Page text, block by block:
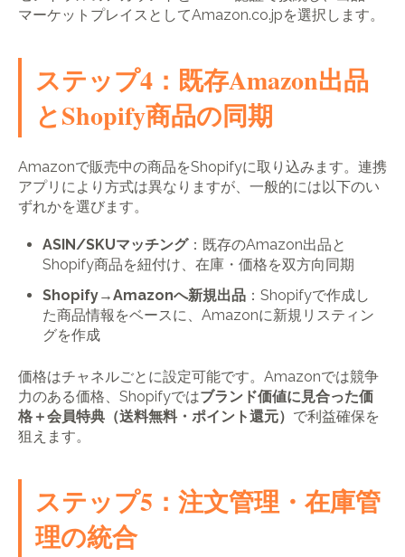
マーケットプレイスとしてAmazon.co.jpを選択します。
ステップ4：既存Amazon出品
とShopify商品の同期
Amazonで販売中の商品をShopifyに取り込みます。連携
アプリにより方式は異なりますが、一般的には以下のい
ずれかを選びます。
ASIN/SKUマッチング：既存のAmazon出品と
Shopify商品を紐付け、在庫・価格を双方向同期
Shopify→Amazonへ新規出品 ：Shopifyで作成し
た商品情報をベースに、Amazonに新規リスティン
グを作成
価格はチャネルごとに設定可能です。Amazonでは競争
力のある価格、Shopifyではブランド価値に見合った価
格＋会員特典（送料無料・ポイント還元） で利益確保を
狙えます。
ステップ5：注文管理・在庫管
理の統合